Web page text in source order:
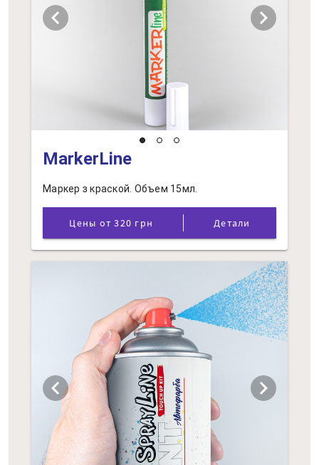
chevron_left chevron_right
MarkerLine
Маркер з краской. Объем 15мл.
Цены от 320 грн Детали
chevron_left chevron_right